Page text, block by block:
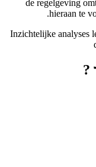
de regelgeving
hieraan te
Inzichtelijke analyses
?